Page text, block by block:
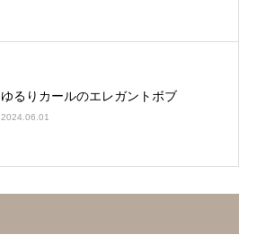
ゆるりカールのエレガントボブ
2024.06.01